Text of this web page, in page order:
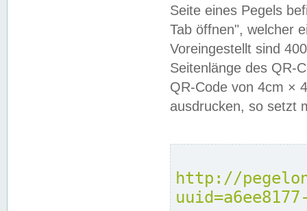
Seite eines Pegels
Tab öffnen", welcher
Voreingestellt sind
Seitenlänge des QR-
QR-Code von 4cm ×
ausdrucken, so setzt
http://